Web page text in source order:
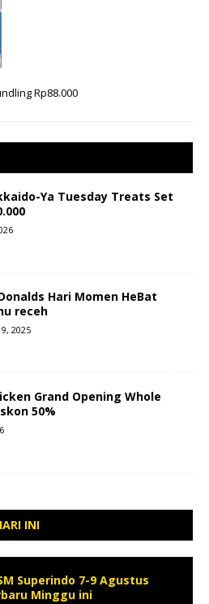
Rp88.000
Ya Tuesday Treats Set
Hari Momen HeBat
receh
2025
Grand Opening Whole
50%
INI
Superindo 7-9 Agustus
Minggu ini